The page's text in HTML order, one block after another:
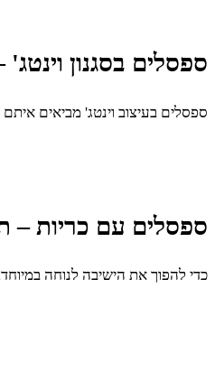
ספסלים בסגנון וינטג'
ספסלים בעיצוב וינטג' מביאים
ספסלים עם כריות –
כדי להפוך את הישיבה לנוחה